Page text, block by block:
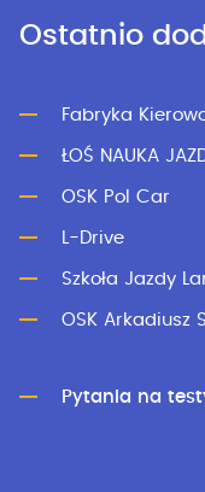
Ostatnio
Fabryka
ŁOŚ NAUKA
OSK Pol Car
L-Drive
Szkoła Jazdy
OSK Arkadiusz
Pytania na